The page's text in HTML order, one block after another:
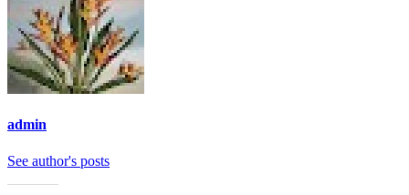
admin
See author's posts